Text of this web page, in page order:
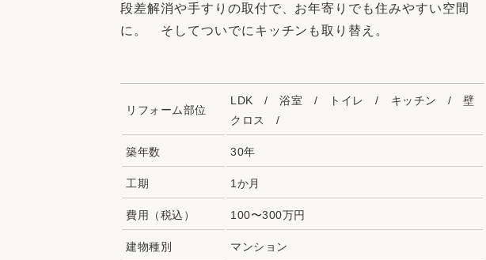
お客さまの声 3Dシミュレーション
中古物件探しから性能向上リフォームをワン
ストップ
段差解消や手すりの取付で、お年寄りでも住みやすい空間
に。 そしてついでにキッチンも取り替え。
リフォーム部位
LDK / 浴室 / トイレ / キッチン / 壁
クロス /
築年数 30年
工期 1か月
費用（税込） 100〜300万円
建物種別 マンション